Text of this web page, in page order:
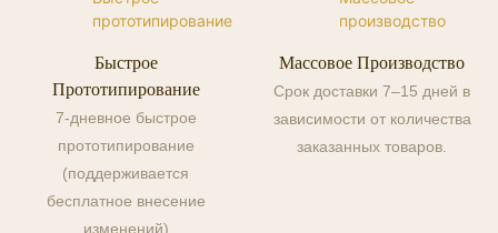
Быстрое
Прототипирование
7-дневное быстрое
прототипирование
(поддерживается
бесплатное внесение
изменений)
Массовое Производство
Срок доставки 7–15 дней в
зависимости от количества
заказанных товаров.